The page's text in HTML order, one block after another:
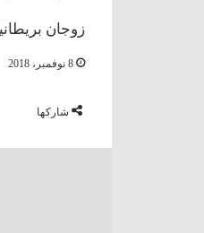
زوجان
8 نوفمبر، 2018
شاركها